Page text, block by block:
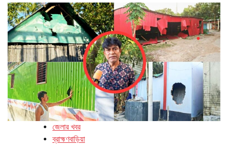
জেলার খবর
ব্রাহ্মণবাড়িয়া